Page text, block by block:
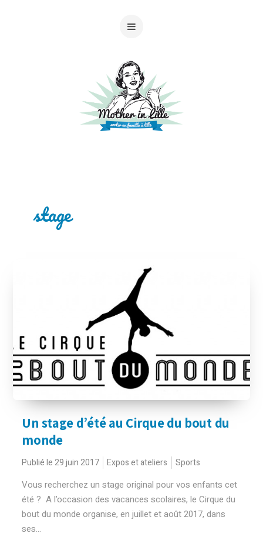
stage
Un stage d’été au Cirque du bout du
monde
Publié le 29 juin 2017 Expos et ateliers Sports
Vous recherchez un stage original pour vos enfants cet
été ? A l’occasion des vacances scolaires, le Cirque du
bout du monde organise, en juillet et août 2017, dans
ses...